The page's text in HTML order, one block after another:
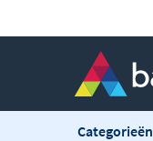
Categorieën